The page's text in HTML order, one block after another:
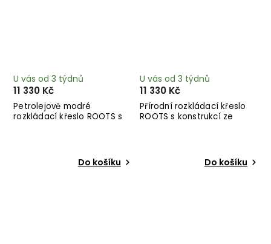
Petrolejově modré
rozkládací křeslo ROOTS s
U vás od 3 týdnů
11 330 Kč
Do košíku
Přírodní rozkládací křeslo
ROOTS s konstrukcí ze
U vás od 3 týdnů
11 330 Kč
Do košíku